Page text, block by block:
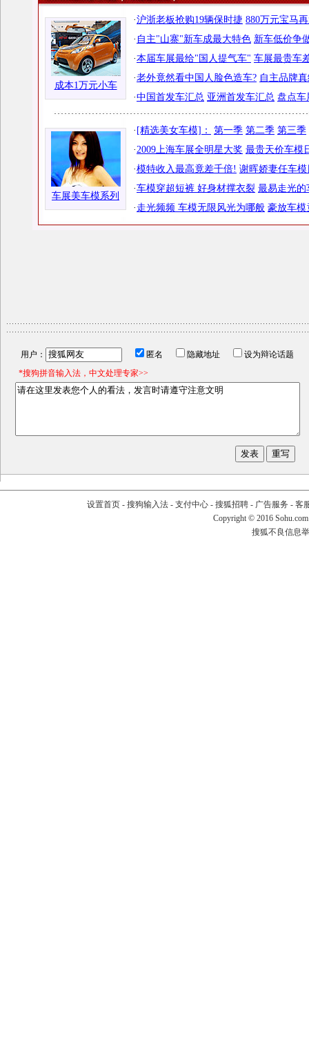
成本1万元小车
·沪浙老板抢购19辆保时捷 880万元宝马
· 自主"山寨"新车成最大特色 新车低价争
·本届车展最给"国人提气车" 车展最贵车
·老外竟然看中国人脸色造车? 自主品牌
·中国首发车汇总 亚洲首发车汇总 盘点车
车展美车模系列
· [精选美女车模]： 第一季 第二季 第三季
·2009上海车展全明星大奖 最贵天价车模
·模特收入最高竟差千倍! 谢晖娇妻任车
·车模穿超短裤 好身材撑衣裂 最易走光的
· 走光频频 车模无限风光为哪般 豪放车模
用户： 匿名 隐藏地址
设为辩论话题
*搜狗拼音输入法，中文处理专家>>
设置首页- 搜狗输入法- 支付中心- 搜狐招聘- 广告服务 - 客
Copyright © 2016
搜狐不良信息